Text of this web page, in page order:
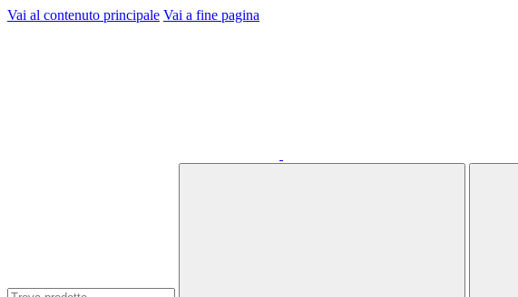
Vai al contenuto principale Vai a fine pagina